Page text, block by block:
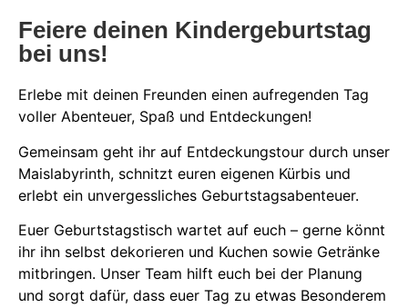
Feiere deinen Kindergeburtstag
bei uns!
Erlebe mit deinen Freunden einen aufregenden Tag
voller Abenteuer, Spaß und Entdeckungen!
Gemeinsam geht ihr auf Entdeckungstour durch unser
Maislabyrinth, schnitzt euren eigenen Kürbis und
erlebt ein unvergessliches Geburtstagsabenteuer.
Euer Geburtstagstisch wartet auf euch – gerne könnt
ihr ihn selbst dekorieren und Kuchen sowie Getränke
mitbringen. Unser Team hilft euch bei der Planung
und sorgt dafür, dass euer Tag zu etwas Besonderem